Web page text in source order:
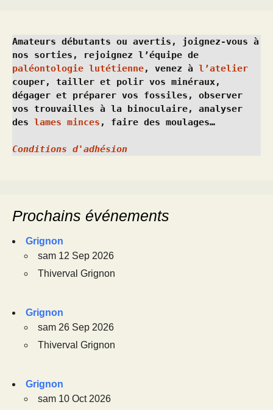
Amateurs débutants ou avertis, joignez-vous à
paléontologie lutétienne, venez à l’atelier
couper, tailler et polir vos minéraux,
dégager et préparer vos fossiles, observer
vos trouvailles à la binoculaire, analyser
des lames minces , faire des moulages…
Conditions d'adhésion
Prochains événements
Grignon
sam 12 Sep 2026
Thiverval Grignon
Grignon
sam 26 Sep 2026
Thiverval Grignon
Grignon
sam 10 Oct 2026